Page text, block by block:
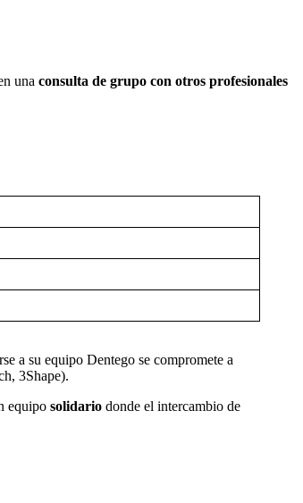
una consulta de grupo con otros profesionales
a su equipo Dentego se compromete a
3Shape).
equipo solidario donde el intercambio de